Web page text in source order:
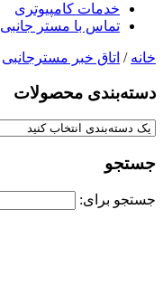
خدمات کامپیوتری
تماس با مستر جانبی
خانه / اتاق خبر مسترجانبی
دسته‌بندی‌ محصولات
جستجو
جستجو برای: